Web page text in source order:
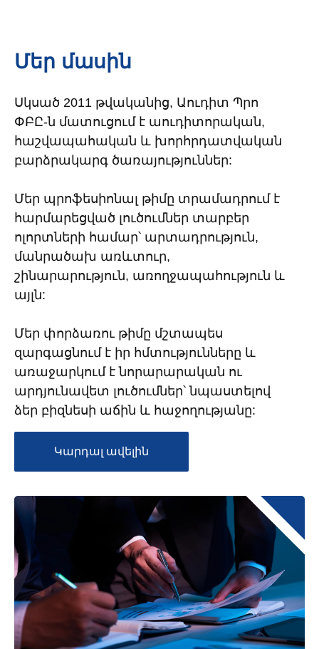
Մեր մասին
Սկսած 2011 թվականից, Աուդիտ Պրո
ՓԲԸ-ն մատուցում է աուդիտորական,
հաշվապահական և խորհրդատվական
բարձրակարգ ծառայություններ:
Մեր պրոֆեսիոնալ թիմը տրամադրում է
հարմարեցված լուծումներ տարբեր
ոլորտների համար՝ արտադրություն,
մանրածախ առևտուր,
շինարարություն, առողջապահություն և
այլն:
Մեր փորձառու թիմը մշտապես
զարգացնում է իր հմտությունները և
առաջարկում է նորարարական ու
արդյունավետ լուծումներ՝ նպաստելով
ձեր բիզնեսի աճին և հաջողությանը:
Կարդալ ավելին